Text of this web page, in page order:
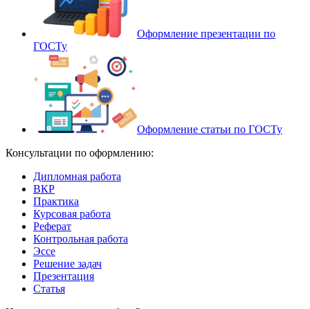
Оформление презентации по
ГОСТу
Оформление статьи по ГОСТу
Консультации по оформлению:
Дипломная работа
ВКР
Практика
Курсовая работа
Реферат
Контрольная работа
Эссе
Решение задач
Презентация
Статья